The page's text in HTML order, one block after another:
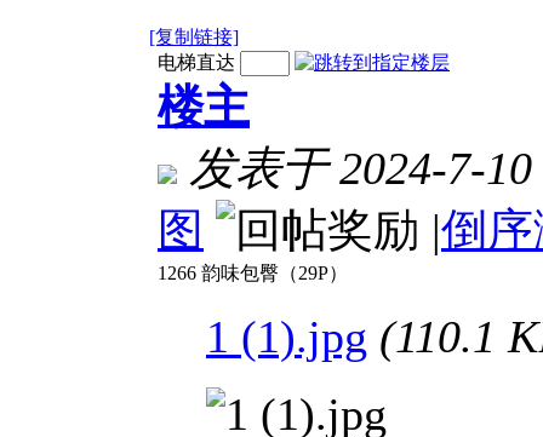
[复制链接]
电梯直达
楼主
发表于 2024-7-
图
|倒
1266 韵味包臀（29P）
1 (1).jpg (110.1